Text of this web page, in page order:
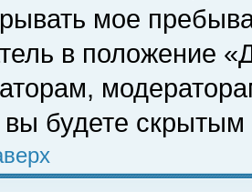
мое
в положение
будете скрытым